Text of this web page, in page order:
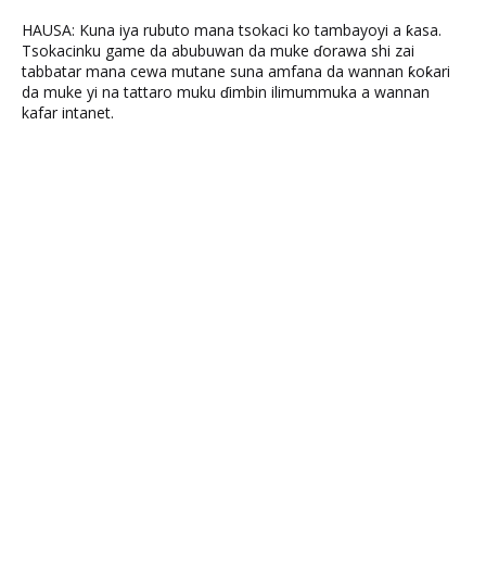
HAUSA: Kuna iya rubuto mana tsokaci ko tambayoyi a ƙasa.
Tsokacinku game da abubuwan da muke ɗorawa shi zai
tabbatar mana cewa mutane suna amfana da wannan ƙoƙari
da muke yi na tattaro muku ɗimbin ilimummuka a wannan
kafar intanet.